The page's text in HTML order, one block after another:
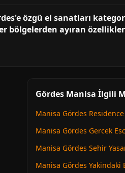
özgü el sanatları
bölgelerden ayıran
Gördes Manisa İlgili
Manisa Gördes
Manisa Gördes Gercek
Manisa Gördes Sehir
Manisa Gördes Yakindaki